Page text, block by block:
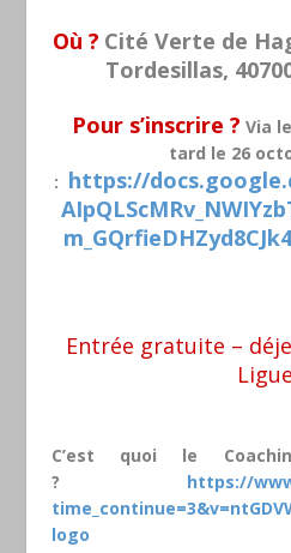
Où ? Cité Verte de
Tordesillas,
Pour s’inscrire ? Via
tard le 26
: https://
Entrée gratuite –
Ligue
C’est quoi le
? https://
logo